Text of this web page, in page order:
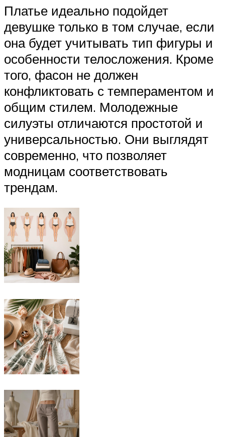
Платье идеально подойдет
девушке только в том случае, если
она будет учитывать тип фигуры и
особенности телосложения. Кроме
того, фасон не должен
конфликтовать с темпераментом и
общим стилем. Молодежные
силуэты отличаются простотой и
универсальностью. Они выглядят
современно, что позволяет
модницам соответствовать
трендам.